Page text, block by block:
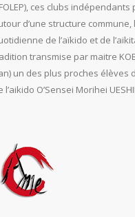
ces clubs
d’une structure
de l’aïkido et de
transmise par maitre
un des plus proches élèves
l’aikido O’Sensei Morihei